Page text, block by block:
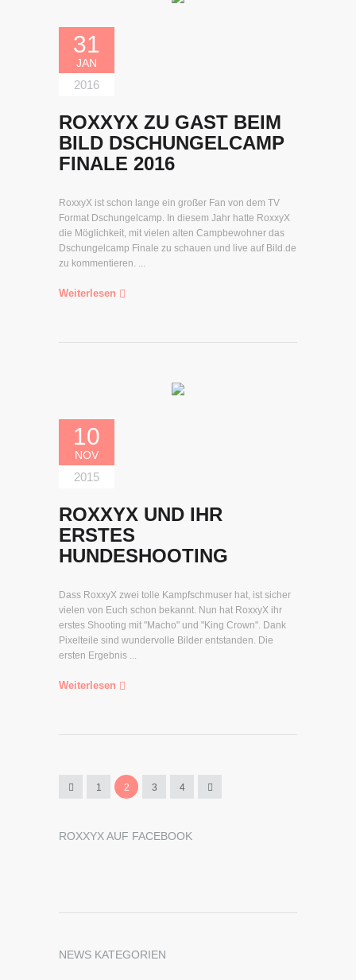
31
JAN
2016
ROXXYX ZU GAST BEIM
BILD DSCHUNGELCAMP
FINALE 2016
RoxxyX ist schon lange ein großer Fan von dem TV
Format Dschungelcamp. In diesem Jahr hatte RoxxyX
die Möglichkeit, mit vielen alten Campbewohner das
Dschungelcamp Finale zu schauen und live auf Bild.de
zu kommentieren. ...
Weiterlesen
10
NOV
2015
ROXXYX UND IHR
ERSTES
HUNDESHOOTING
Dass RoxxyX zwei tolle Kampfschmuser hat, ist sicher
vielen von Euch schon bekannt. Nun hat RoxxyX ihr
erstes Shooting mit "Macho" und "King Crown". Dank
Pixelteile sind wundervolle Bilder entstanden. Die
ersten Ergebnis ...
Weiterlesen
1 2 3 4
ROXXYX AUF FACEBOOK
NEWS KATEGORIEN